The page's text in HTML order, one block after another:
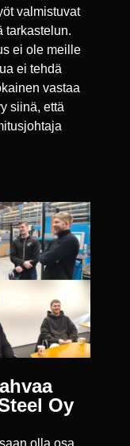
valmistuvat
tarkastelun.
ei ole meille
ei tehdä
vastaa
siinä, että
Oy